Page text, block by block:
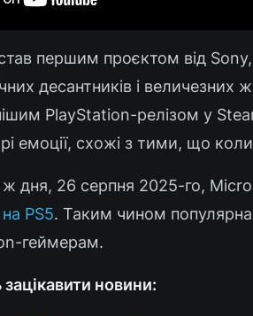
першим проєктом від
десантників і величезних
PlayStation-релізом у
емоції, схожі з тими, що
дня, 26 серпня 2025-го,
PS5. Таким чином
геймерам.
новини: